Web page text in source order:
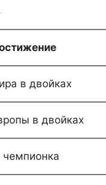
в двойках
в двойках